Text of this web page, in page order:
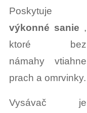
Poskytuje
výkonné sanie ,
ktoré bez
námahy vtiahne
prach a omrvinky.
Vysávač je